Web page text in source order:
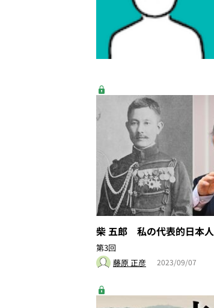
柴 五郎 私の代表的日本人
第3回
藤原 正彦
2023/09/07